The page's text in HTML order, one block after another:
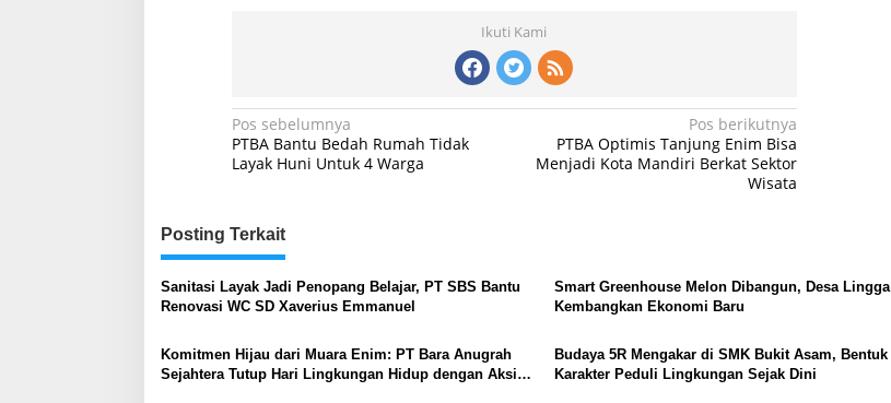
Ikuti Kami
Navigasi
pos
Pos sebelumnya
PTBA Bantu Bedah Rumah Tidak
Layak Huni Untuk 4 Warga
Pos berikutnya
PTBA Optimis Tanjung Enim Bisa
Menjadi Kota Mandiri Berkat Sektor
Wisata
Posting Terkait
Sanitasi Layak Jadi Penopang Belajar, PT SBS Bantu
Renovasi WC SD Xaverius Emmanuel
Smart Greenhouse Melon Dibangun, Desa Lingga
Kembangkan Ekonomi Baru
Komitmen Hijau dari Muara Enim: PT Bara Anugrah
Sejahtera Tutup Hari Lingkungan Hidup dengan Aksi
Budaya 5R Mengakar di SMK Bukit Asam, Bentuk
Karakter Peduli Lingkungan Sejak Dini